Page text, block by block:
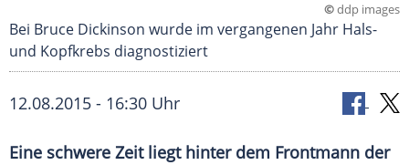
©ddp images
Bei Bruce Dickinson wurde im vergangenen Jahr Hals-
und Kopfkrebs diagnostiziert
12.08.2015 - 16:30 Uhr
Eine schwere Zeit liegt hinter dem Frontmann der